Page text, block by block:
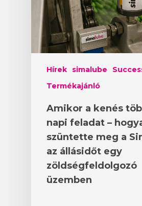
Hírek simalube
Termékajánló
Amikor a kenés
napi feladat –
szüntette meg a
az állásidőt egy
zöldségfeldolgozó
üzemben